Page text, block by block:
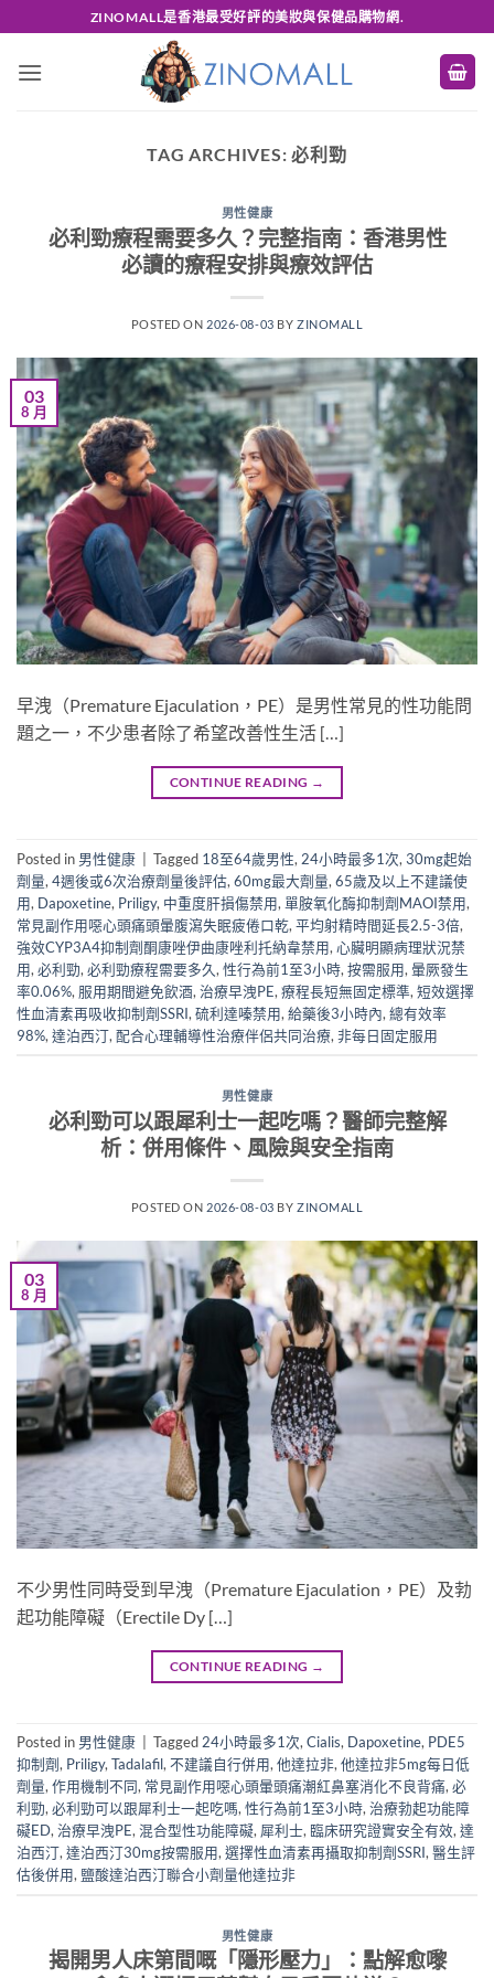
to
content
ZINOMALL是香港最受好評的美妝與保健品購物網.
TAG ARCHIVES:必利勁
男性健康
必利勁療程需要多久？完整指南：香港男性
必讀的療程安排與療效評估
POSTED ON 2026-08-03 BY ZINOMALL
03
8 月
早洩（Premature Ejaculation，PE）是男性常見的性功能問
題之一，不少患者除了希望改善性生活 […]
CONTINUE READING →
Posted in 男性健康 Tagged 18至64歲男性, 24小時最多1次, 30mg起始
劑量, 4週後或6次治療劑量後評估, 60mg最大劑量, 65歲及以上不建議使
用, Dapoxetine, Priligy, 中重度肝損傷禁用, 單胺氧化酶抑制劑MAOI禁用,
常見副作用噁心頭痛頭暈腹瀉失眠疲倦口乾, 平均射精時間延長2.5-3倍,
強效CYP3A4抑制劑酮康唑伊曲康唑利托納韋禁用, 心臟明顯病理狀況禁
用, 必利勁, 必利勁療程需要多久, 性行為前1至3小時, 按需服用, 暈厥發生
率0.06%, 服用期間避免飲酒, 治療早洩PE, 療程長短無固定標準, 短效選擇
性血清素再吸收抑制劑SSRI, 硫利達嗪禁用, 給藥後3小時內, 總有效率
98%, 達泊西汀, 配合心理輔導性治療伴侶共同治療, 非每日固定服用
男性健康
必利勁可以跟犀利士一起吃嗎？醫師完整解
析：併用條件、風險與安全指南
POSTED ON 2026-08-03 BY ZINOMALL
03
8 月
不少男性同時受到早洩（Premature Ejaculation，PE）及勃
起功能障礙（Erectile Dy […]
CONTINUE READING →
Posted in 男性健康 Tagged 24小時最多1次, Cialis, Dapoxetine, PDE5
抑制劑, Priligy, Tadalafil, 不建議自行併用, 他達拉非, 他達拉非5mg每日低
劑量, 作用機制不同, 常見副作用噁心頭暈頭痛潮紅鼻塞消化不良背痛, 必
利勁, 必利勁可以跟犀利士一起吃嗎, 性行為前1至3小時, 治療勃起功能障
礙ED, 治療早洩PE, 混合型性功能障礙, 犀利士, 臨床研究證實安全有效, 達
泊西汀, 達泊西汀30mg按需服用, 選擇性血清素再攝取抑制劑SSRI, 醫生評
估後併用, 鹽酸達泊西汀聯合小劑量他達拉非
男性健康
揭開男人床第間嘅「隱形壓力」：點解愈嚟